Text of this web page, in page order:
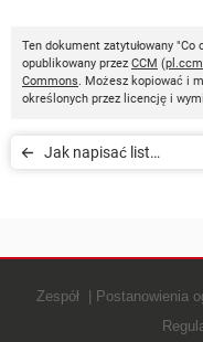
Ten dokument zatytułowany
opublikowany przez CCM (
Commons. Możesz kopiować i
określonych przez licencję i
Jak napisać list
Zespół Postanowienia